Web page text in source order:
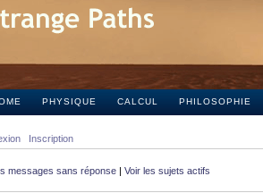
PHYSIQUE CALCUL PHILOSOPHIE
Inscription
messages sans réponse | Voir les sujets actifs